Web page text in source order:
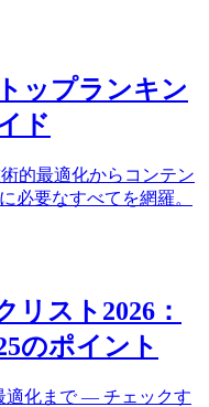
ップランキン
ド
術的最適化からコンテン
必要なすべてを網羅。
リスト2026：
のポイント
適化まで — チェックす